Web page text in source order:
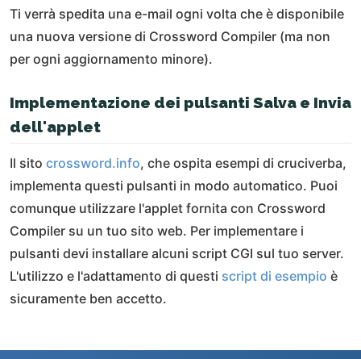
Ti verrà spedita una e-mail ogni volta che è disponibile
una nuova versione di Crossword Compiler (ma non
per ogni aggiornamento minore).
Implementazione dei pulsanti Salva e Invia
dell'applet
Il sito crossword.info, che ospita esempi di cruciverba,
implementa questi pulsanti in modo automatico. Puoi
comunque utilizzare l'applet fornita con Crossword
Compiler su un tuo sito web. Per implementare i
pulsanti devi installare alcuni script CGI sul tuo server.
L'utilizzo e l'adattamento di questi script di esempio è
sicuramente ben accetto.